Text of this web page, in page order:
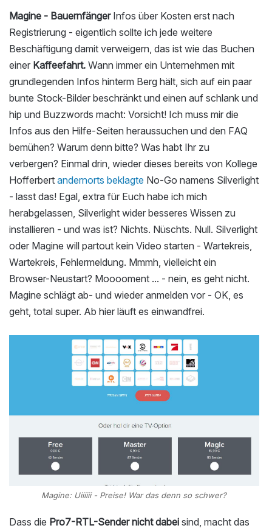
Magine - BauernfängerInfos über Kosten erst nach
Registrierung - eigentlich sollte ich jede weitere
Beschäftigung damit verweigern, das ist wie das Buchen
einer Kaffeefahrt. Wann immer ein Unternehmen mit
grundlegenden Infos hinterm Berg hält, sich auf ein paar
bunte Stock-Bilder beschränkt und einen auf schlank und
hip und Buzzwords macht: Vorsicht! Ich muss mir die
Infos aus den Hilfe-Seiten heraussuchen und den FAQ
bemühen? Warum denn bitte? Was habt Ihr zu
verbergen? Einmal drin, wieder dieses bereits von Kollege
Hofferbert andernorts beklagte No-Go namens Silverlight
- lasst das! Egal, extra für Euch habe ich mich
herabgelassen, Silverlight wider besseres Wissen zu
installieren - und was ist? Nichts. Nüschts. Null. Silverlight
oder Magine will partout kein Video starten - Wartekreis,
Wartekreis, Fehlermeldung. Mmmh, vielleicht ein
Browser-Neustart? Mooooment ... - nein, es geht nicht.
Magine schlägt ab- und wieder anmelden vor - OK, es
geht, total super. Ab hier läuft es einwandfrei.
Magine: Uiiiiii - Preise! War das denn so schwer?
Dass die Pro7-RTL-Sender nicht dabei sind, macht das